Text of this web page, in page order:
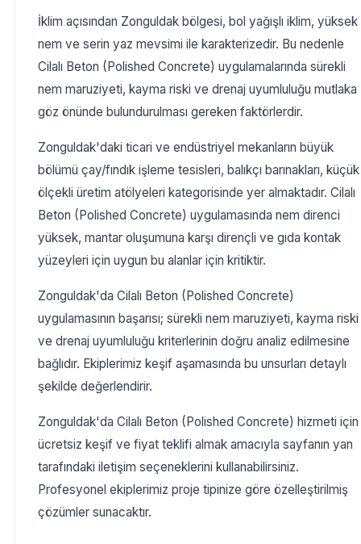
İklim açısından Zonguldak bölgesi, bol yağışlı iklim, yüksek
nem ve serin yaz mevsimi ile karakterizedir. Bu nedenle
Cilalı Beton (Polished Concrete) uygulamalarında sürekli
nem maruziyeti, kayma riski ve drenaj uyumluluğu mutlaka
göz önünde bulundurulması gereken faktörlerdir.
Zonguldak'daki ticari ve endüstriyel mekanların büyük
bölümü çay/fındık işleme tesisleri, balıkçı barınakları, küçük
ölçekli üretim atölyeleri kategorisinde yer almaktadır. Cilalı
Beton (Polished Concrete) uygulamasında nem direnci
yüksek, mantar oluşumuna karşı dirençli ve gıda kontak
yüzeyleri için uygun bu alanlar için kritiktir.
Zonguldak'da Cilalı Beton (Polished Concrete)
uygulamasının başarısı; sürekli nem maruziyeti, kayma riski
ve drenaj uyumluluğu kriterlerinin doğru analiz edilmesine
bağlıdır. Ekiplerimiz keşif aşamasında bu unsurları detaylı
şekilde değerlendirir.
Zonguldak'da Cilalı Beton (Polished Concrete) hizmeti için
ücretsiz keşif ve fiyat teklifi almak amacıyla sayfanın yan
tarafındaki iletişim seçeneklerini kullanabilirsiniz.
Profesyonel ekiplerimiz proje tipinize göre özelleştirilmiş
çözümler sunacaktır.